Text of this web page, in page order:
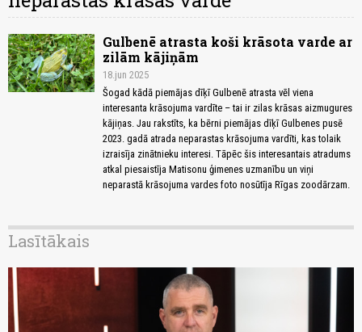
Gulbenē atrasta koši krāsota varde ar
zilām kājiņām
18.jun 2025
Šogad kādā piemājas dīķī Gulbenē atrasta vēl viena
interesanta krāsojuma vardīte – tai ir zilas krāsas aizmugures
kājiņas. Jau rakstīts, ka bērni piemājas dīķī Gulbenes pusē
2023. gadā atrada neparastas krāsojuma vardīti, kas tolaik
izraisīja zinātnieku interesi. Tāpēc šis interesantais atradums
atkal piesaistīja Matisonu ģimenes uzmanību un viņi
neparastā krāsojuma vardes foto nosūtīja Rīgas zoodārzam.
Lasītākais